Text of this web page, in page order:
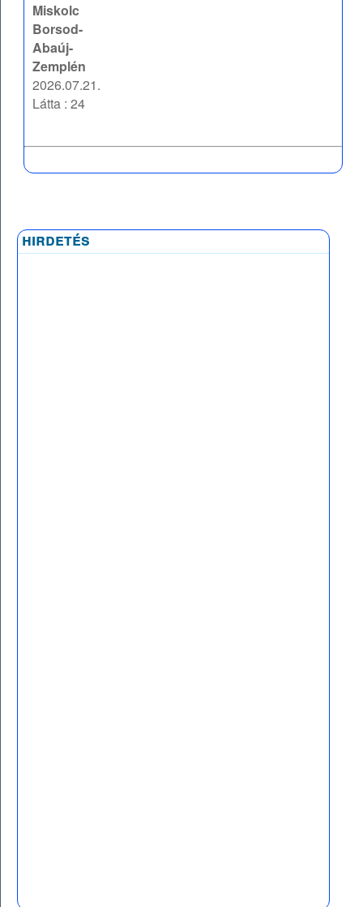
Miskolc
Borsod-
Abaúj-
Zemplén
2026.07.21.
Látta : 24
hirdetés